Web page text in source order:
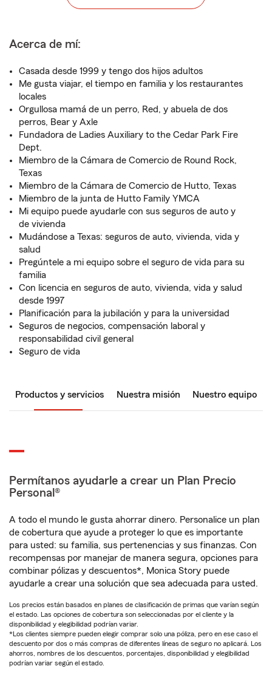
Acerca de mí:
Casada desde 1999 y tengo dos hijos adultos
Me gusta viajar, el tiempo en familia y los restaurantes
locales
Orgullosa mamá de un perro, Red, y abuela de dos
perros, Bear y Axle
Fundadora de Ladies Auxiliary to the Cedar Park Fire
Dept.
Miembro de la Cámara de Comercio de Round Rock,
Texas
Miembro de la Cámara de Comercio de Hutto, Texas
Miembro de la junta de Hutto Family YMCA
Mi equipo puede ayudarle con sus seguros de auto y
de vivienda
Mudándose a Texas: seguros de auto, vivienda, vida y
salud
Pregúntele a mi equipo sobre el seguro de vida para su
familia
Con licencia en seguros de auto, vivienda, vida y salud
desde 1997
Planificación para la jubilación y para la universidad
Seguros de negocios, compensación laboral y
responsabilidad civil general
Seguro de vida
Productos y servicios Nuestra misión Nuestro equipo
Permítanos ayudarle a crear un Plan Precio
Personal®
A todo el mundo le gusta ahorrar dinero. Personalice un plan
de cobertura que ayude a proteger lo que es importante
para usted: su familia, sus pertenencias y sus finanzas. Con
recompensas por manejar de manera segura, opciones para
combinar pólizas y descuentos*, Monica Story puede
ayudarle a crear una solución que sea adecuada para usted.
Los precios están basados en planes de clasificación de primas que varían según
el estado. Las opciones de cobertura son seleccionadas por el cliente y la
disponibilidad y elegibilidad podrían variar.
*Los clientes siempre pueden elegir comprar solo una póliza, pero en ese caso el
descuento por dos o más compras de diferentes líneas de seguro no aplicará. Los
ahorros, nombres de los descuentos, porcentajes, disponibilidad y elegibilidad
podrían variar según el estado.